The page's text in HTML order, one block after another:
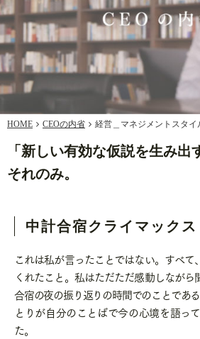
HOME CEOの内省 経営＿マネジメントスタイ
「新しい有効な仮説を生み出
それのみ。
中計合宿クライマックス
これは私が言ったことではない。すべて
くれたこと。私はただただ感動しなが
合宿の夜の振り返りの時間でのことであ
とりが自分のことばで今の心境を語っ
た。